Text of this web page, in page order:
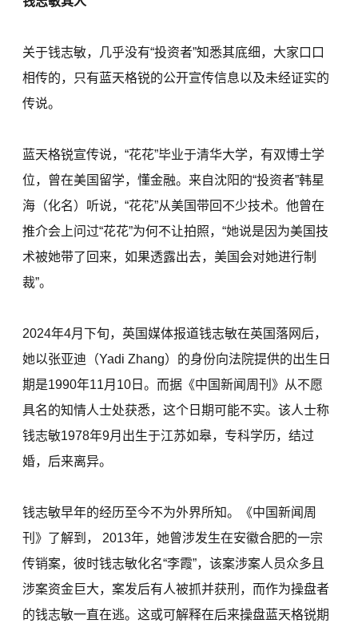
关于钱志敏，几乎没有“投资者”知悉其底细，大家口口
相传的，只有蓝天格锐的公开宣传信息以及未经证实的
传说。
蓝天格锐宣传说，“花花”毕业于清华大学，有双博士学
位，曾在美国留学，懂金融。来自沈阳的“投资者”韩星
海（化名）听说，“花花”从美国带回不少技术。他曾在
推介会上问过“花花”为何不让拍照，“她说是因为美国技
术被她带了回来，如果透露出去，美国会对她进行制
裁”。
2024年4月下旬，英国媒体报道钱志敏在英国落网后，
她以张亚迪（Yadi Zhang）的身份向法院提供的出生日
期是1990年11月10日。而据《中国新闻周刊》从不愿
具名的知情人士处获悉，这个日期可能不实。该人士称
钱志敏1978年9月出生于江苏如皋，专科学历，结过
婚，后来离异。
钱志敏早年的经历至今不为外界所知。《中国新闻周
刊》了解到， 2013年，她曾涉发生在安徽合肥的一宗
传销案，彼时钱志敏化名“李霞”，该案涉案人员众多且
涉案资金巨大，案发后有人被抓并获刑，而作为操盘者
的钱志敏一直在逃。这或可解释在后来操盘蓝天格锐期